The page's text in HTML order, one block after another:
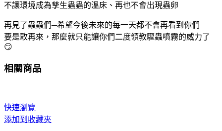
不讓環境成為孳生蟲蟲的溫床、再也不會出現蟲卵
再見了蟲蟲們─希望今後未來的每一天都不會再看到你們
要是敢再來，那麼就只能讓你們二度領教驅蟲噴霧的威力了
😏
相關商品
快速瀏覽
添加到收藏夾